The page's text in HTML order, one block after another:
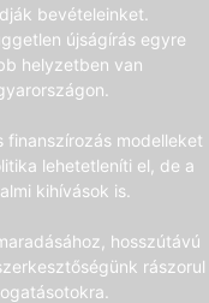
bevételeinket.
újságírás egyre
helyzetben van
finanszírozás modelleket
lehetetleníti el, de a
kihívások is.
hosszútávú
rászorul